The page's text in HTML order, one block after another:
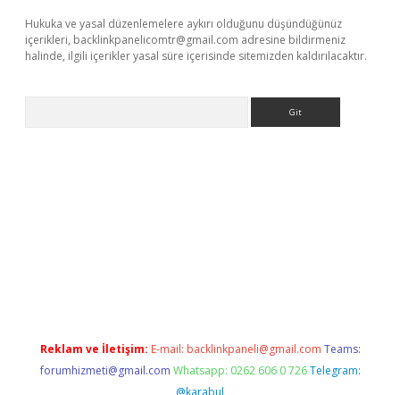
Hukuka ve yasal düzenlemelere aykırı olduğunu düşündüğünüz
içerikleri, backlinkpanelicomtr@gmail.com adresine bildirmeniz
halinde, ilgili içerikler yasal süre içerisinde sitemizden kaldırılacaktır.
Reklam ve İletişim: E-mail: backlinkpaneli@gmail.com Teams:
forumhizmeti@gmail.com Whatsapp: 0262 606 0 726 Telegram:
@karabul